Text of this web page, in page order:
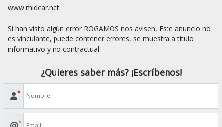
www.midcar.net
Si han visto algún error ROGAMOS nos avisen, Este anuncio no
es vinculante, puede contener errores, se muestra a título
¿Quieres saber más? ¡Escríbenos!
*
*